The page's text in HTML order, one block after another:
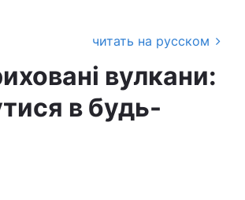
читать на русском
вулкани:
в будь-